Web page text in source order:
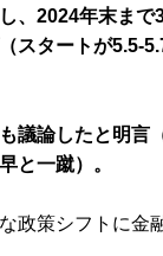
、2024年末まで
スタートが5.5-
議論したと明言
と一蹴）。
政策シフトに金